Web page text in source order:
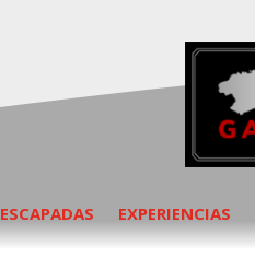
ESCAPADAS EXPERIENCIAS